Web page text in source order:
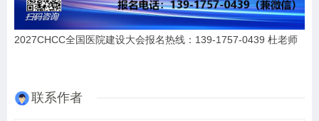
2027CHCC全国医院建设大会报名热线：139-1757-0439 杜老师
联系作者